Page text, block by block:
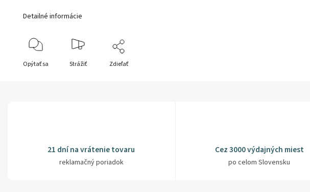
Detailné informácie
Opýtať sa Strážiť Zdieľať
21 dní na vrátenie tovaru
reklamačný poriadok
Cez 3000 výdajných miest
po celom Slovensku